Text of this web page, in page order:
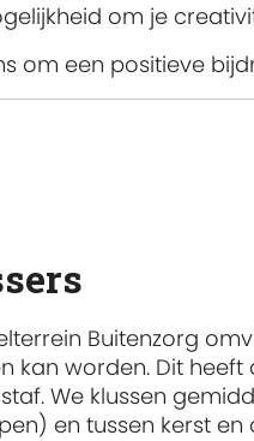
om je
om een positieve
Buitenzorg
kan worden. Dit
We klussen
en tussen kerst